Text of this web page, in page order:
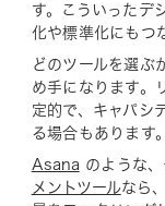
す。こういったデ
化や標準化にもつ
どのツールを選ぶ
め手になります。
定的で、キャパシ
る場合もあります。
Asana のような
メントツールなら